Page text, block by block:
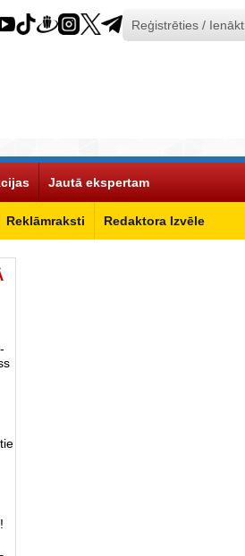
Reģistrēties / Ienākt
Reklāmraksti Redaktora Izvēle
Jautā ekspertam